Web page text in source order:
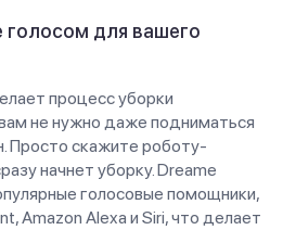
голосом для вашего
процесс уборки
не нужно даже подниматься
Просто скажите роботу-
начнет уборку. Dreame
голосовые помощники,
Amazon Alexa и Siri, что делает